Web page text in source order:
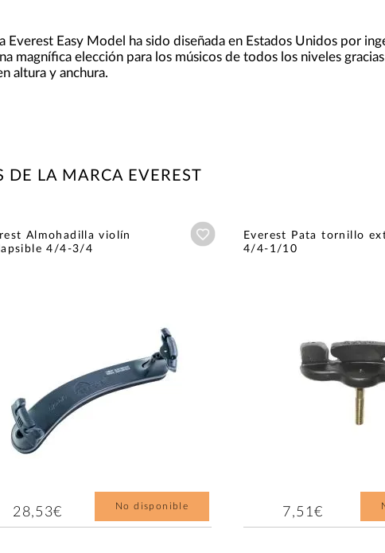
Everest Easy Model ha sido diseñada en Estados Unidos por
magnífica elección para los músicos de todos los niveles
altura y anchura.
DE LA MARCA EVEREST
Almohadilla violín
4/4-3/4
Añadir a wishlist
28,53€ No disponible
Everest Pata tornillo
4/4-1/10
7,51€